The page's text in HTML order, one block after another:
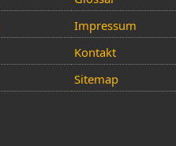
Impressum
Kontakt
Sitemap